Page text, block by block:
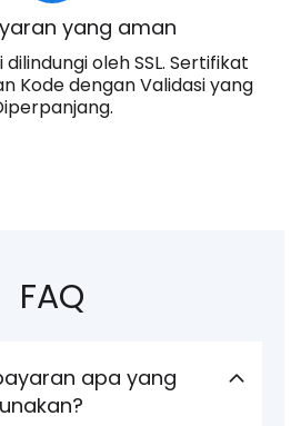
yang aman
oleh SSL. Sertifikat
Kode dengan Validasi yang
FAQ
apa yang